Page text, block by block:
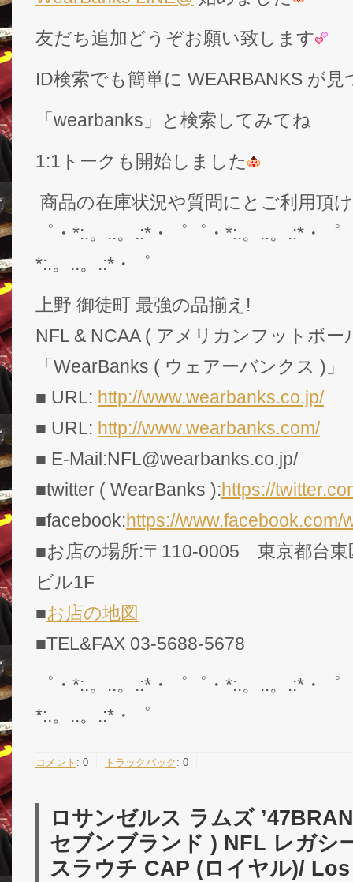
友だち追加どうぞお願い致します
ID検索でも簡単に WEARBANKS が
「wearbanks」と検索してみてね
1:1トークも開始しました
商品の在庫状況や質問にとご利用頂
゜・*:.。..。.:*・゜゜・*:.。..。.:*・
*:.。..。.:*・゜
上野 御徒町 最強の品揃え!
NFL & NCAA ( アメリカンフットボー
「WearBanks ( ウェアーバンクス )」
■ URL: http://www.wearbanks.co.jp/
■ URL: http://www.wearbanks.com/
■ E-Mail:NFL@wearbanks.co.jp/
■twitter ( WearBanks ):https://
■facebook:https://www.facebook.com/
■お店の場所:〒110-0005 東京都台
ビル1F
■お店の地図
■TEL&FAX 03-5688-5678
゜・*:.。..。.:*・゜゜・*:.。..。.:*・
*:.。..。.:*・゜
コメント : 0 トラックバック : 0
ロサンゼルス ラムズ
セブンブランド ) NFL レガシ
スラウチ CAP (ロイヤル)/